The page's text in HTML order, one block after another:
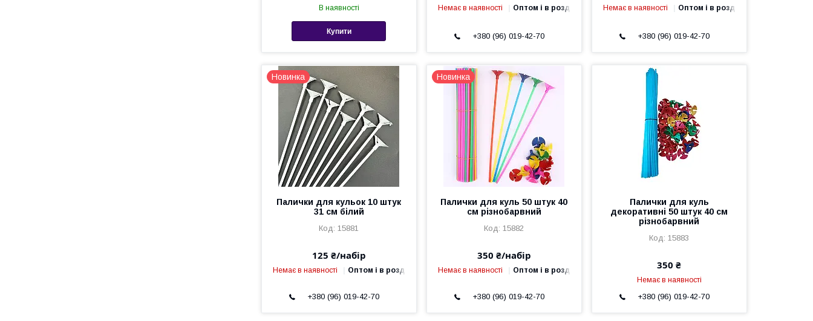
В наявності
Купити
Немає в наявності Оптом і в роздріб
+380 (96) 019-42-70
Немає в наявності Оптом і в роздріб
+380 (96) 019-42-70
Новинка
Палички для кульок 10 штук
31 см білий
15881
125 ₴/набір
Немає в наявності Оптом і в роздріб
+380 (96) 019-42-70
Новинка
Палички для куль 50 штук 40
см різнобарвний
15882
350 ₴/набір
Немає в наявності Оптом і в роздріб
+380 (96) 019-42-70
Палички для куль
декоративні 50 штук 40 см
різнобарвний
15883
350 ₴
Немає в наявності
+380 (96) 019-42-70